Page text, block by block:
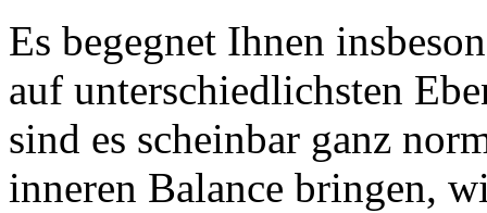
Es begegnet Ihnen
auf unterschiedlichsten
sind es scheinbar ganz
inneren Balance bringen,